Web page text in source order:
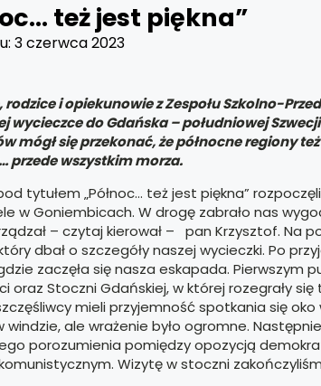
też jest piękna”
3 czerwca 2023
rodzice i opiekunowie z Zespołu Szkolno-
wycieczce do Gdańska – południowej
mógł się przekonać, że północne regiony
przede wszystkim morza.
tytułem „Północ… też jest piękna”
w Goniembicach. W drogę zabrało nas
– czytaj kierował – pan Krzysztof. Na
dbał o szczegóły naszej wycieczki. Po
zaczęła się nasza eskapada. Pierwszym
oraz Stoczni Gdańskiej, w której rozegrały
mieli przyjemność spotkania się
windzie, ale wrażenie było ogromne.
porozumienia pomiędzy opozycją
Wizytę w stoczni